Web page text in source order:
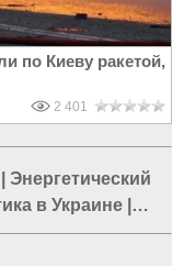
по Киеву ракетой,
2 401
Энергетический
в Украине